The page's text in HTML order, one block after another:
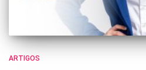
ARTIGOS